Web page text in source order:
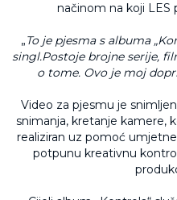
načinom na koji LES
„To je pjesma s albuma
singl.Postoje brojne serije,
o tome. Ovo je moj
Video za pjesmu je
snimanja, kretanje kamere,
realiziran uz pomoć
potpunu kreativnu